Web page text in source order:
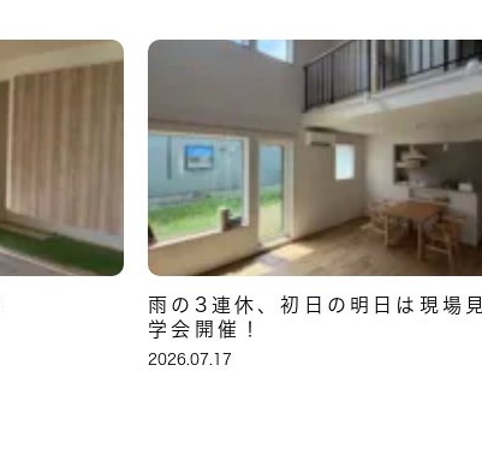
雨の3連休、初日の明日は現場見
学会開催！
2026.07.17